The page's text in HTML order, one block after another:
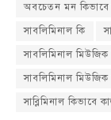
অবচেতন মন
সাবলিমিনাল কি
সাবলিমিনাল মিউজিক
সাবলিমিনাল মিউজিক
সাব্লিমিনাল কিভাবে